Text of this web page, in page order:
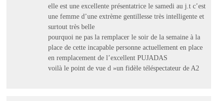
elle est une excellente présentatrice le samedi au j.t c’est
une femme d’une extrème gentillesse très intelligente et
surtout très belle
pourquoi ne pas la remplacer le soir de la semaine à la
place de cette incapable personne actuellement en place
en remplacement de l’excellent PUJADAS
voilà le point de vue d »un fidèle téléspectateur de A2